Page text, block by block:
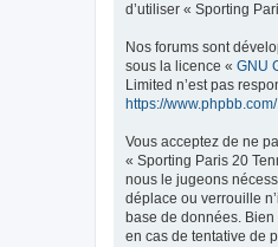
d’utiliser « Sporting
Nos forums sont
sous la licence « GNU
Limited n’est pas
https://www.phpbb.com/
Vous acceptez de ne
« Sporting Paris 20
nous le jugeons
déplace ou verrouille
base de données.
en cas de tentative de